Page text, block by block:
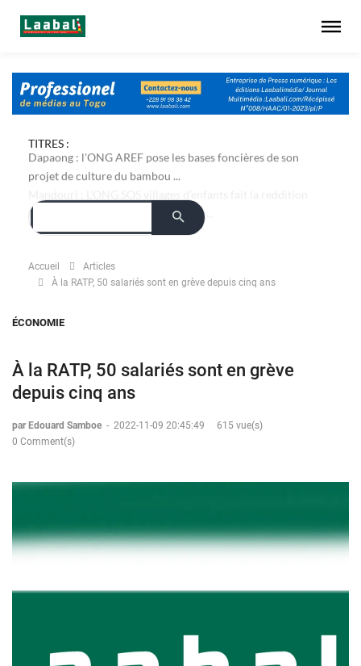
TITRES :
Dapaong : l'ONG AREF pose les bases foncières de son
projet de culture du bambou ...
Accueil
Articles
À la RATP, 50 salariés sont en grève depuis cinq ans
ÉCONOMIE
À la RATP, 50 salariés sont en grève
depuis cinq ans
par Edouard Samboe - 2022-11-09 20:45:49
615 vue(s)
0 Comment(s)